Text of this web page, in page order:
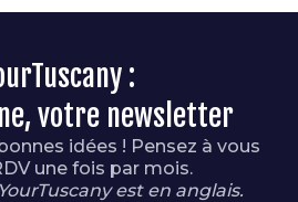
:
votre newsletter
idées ! Pensez à vous
une fois par mois.
est en anglais.